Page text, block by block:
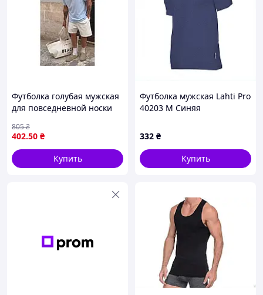
Футболка голубая мужская
для повседневной носки
размера М ТМ FAMILY
402.50 ₴
805₴
Купить
Футболка мужская Lahti Pro
40203 M Синяя
332 ₴
Купить